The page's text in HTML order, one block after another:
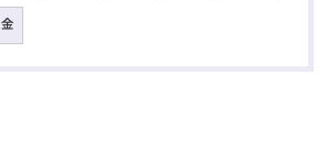
金